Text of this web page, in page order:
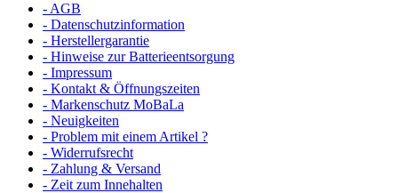
- AGB
- Datenschutzinformation
- Herstellergarantie
- Hinweise zur Batterieentsorgung
- Impressum
- Kontakt & Öffnungszeiten
- Markenschutz MoBaLa
- Neuigkeiten
- Problem mit einem Artikel ?
- Widerrufsrecht
- Zahlung & Versand
- Zeit zum Innehalten